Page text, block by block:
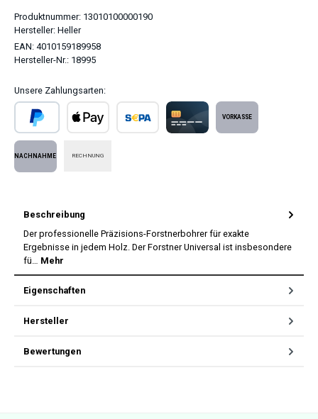
Produktnummer: 13010100000190
Hersteller: Heller
EAN: 4010159189958
Hersteller-Nr.: 18995
Unsere Zahlungsarten:
PayPal
RECHNUNG
Beschreibung
Der professionelle Präzisions-Forstnerbohrer für exakte
Ergebnisse in jedem Holz. Der Forstner Universal ist insbesondere
fü… Mehr
Eigenschaften
Hersteller
Bewertungen